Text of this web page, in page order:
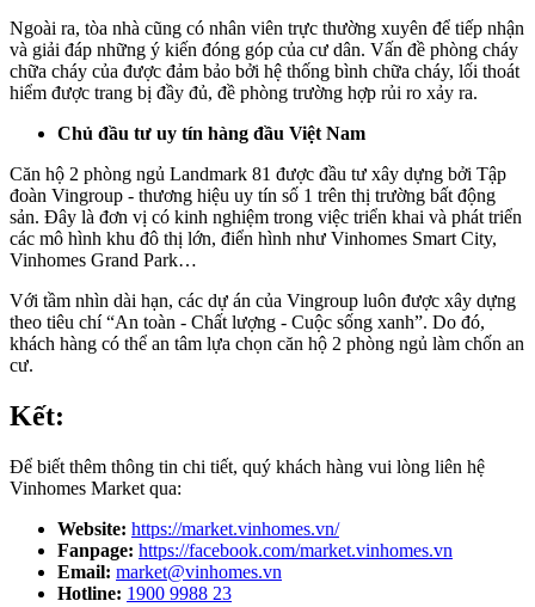
Ngoài ra, tòa nhà cũng có nhân viên trực thường xuyên để tiếp nhận
và giải đáp những ý kiến đóng góp của cư dân. Vấn đề phòng cháy
chữa cháy của được đảm bảo bởi hệ thống bình chữa cháy, lối thoát
hiểm được trang bị đầy đủ, đề phòng trường hợp rủi ro xảy ra.
Chủ đầu tư uy tín hàng đầu Việt Nam
Căn hộ 2 phòng ngủ Landmark 81 được đầu tư xây dựng bởi Tập
đoàn Vingroup - thương hiệu uy tín số 1 trên thị trường bất động
sản. Đây là đơn vị có kinh nghiệm trong việc triển khai và phát triển
các mô hình khu đô thị lớn, điển hình như Vinhomes Smart City,
Vinhomes Grand Park…
Với tầm nhìn dài hạn, các dự án của Vingroup luôn được xây dựng
theo tiêu chí “An toàn - Chất lượng - Cuộc sống xanh”. Do đó,
khách hàng có thể an tâm lựa chọn căn hộ 2 phòng ngủ làm chốn an
cư.
Kết:
Để biết thêm thông tin chi tiết, quý khách hàng vui lòng liên hệ
Vinhomes Market qua:
Website: https://market.vinhomes.vn/
Fanpage: https://facebook.com/market.vinhomes.vn
Email: market@vinhomes.vn
Hotline: 1900 9988 23